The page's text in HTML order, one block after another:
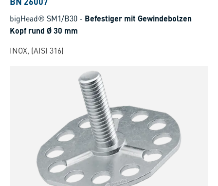
bigHead® SM1/B30 - Befestiger mit Gewindebolzen
Kopf rund Ø 30 mm
INOX, (AISI 316)